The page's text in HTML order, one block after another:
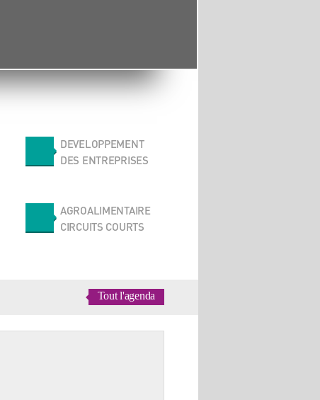
DEVELOPPEMENT
DES ENTREPRISES
AGROALIMENTAIRE
CIRCUITS COURTS
Tout l'agenda